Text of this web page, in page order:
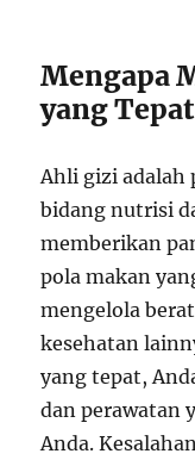
Mengapa
yang
Ahli gizi adalah
bidang nutrisi
memberikan
pola makan
mengelola
kesehatan
yang tepat,
dan perawatan
Anda.